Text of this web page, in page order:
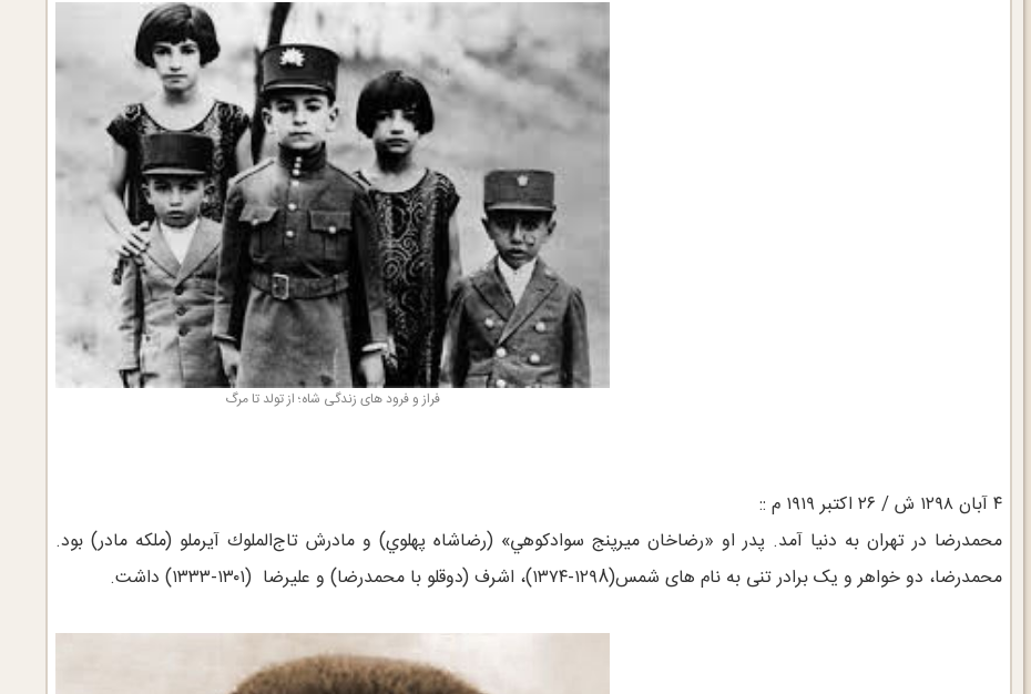
فراز و فرود های زندگی شاه؛ از تولد تا مرگ
۴ آبان ۱۲۹۸ ش / ‏۲۶ اكتبر ۱۹۱۹ م ::
محمدرضا در تهران به دنيا آمد. پدر او «رضاخان ميرپنج سوادكوهي» (رضاشاه پهلوي) و مادرش تاج‌الملوك آيرملو (ملكه مادر) بود.
محمدرضا، دو خواهر و یک برادر تنی به نام های شمس(۱۲۹8-۱۳۷۴)، اشرف (دوقلو با محمدرضا) و علیرضا (۱۳۰۱-۱۳۳۳) داشت.